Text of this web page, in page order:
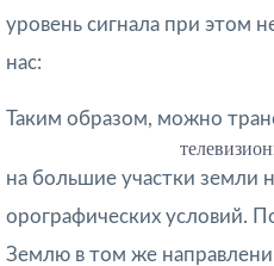
уровень сигнала при этом
нас:
Таким образом, можно
на большие участки земли
орографических условий.
Землю в том же